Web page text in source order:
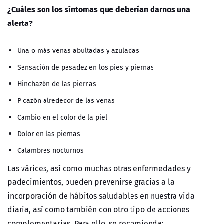
¿Cuáles son los síntomas que deberían darnos una
alerta?
Una o más venas abultadas y azuladas
Sensación de pesadez en los pies y piernas
Hinchazón de las piernas
Picazón alrededor de las venas
Cambio en el color de la piel
Dolor en las piernas
Calambres nocturnos
Las várices, así como muchas otras enfermedades y
padecimientos, pueden prevenirse gracias a la
incorporación de hábitos saludables en nuestra vida
diaria, así como también con otro tipo de acciones